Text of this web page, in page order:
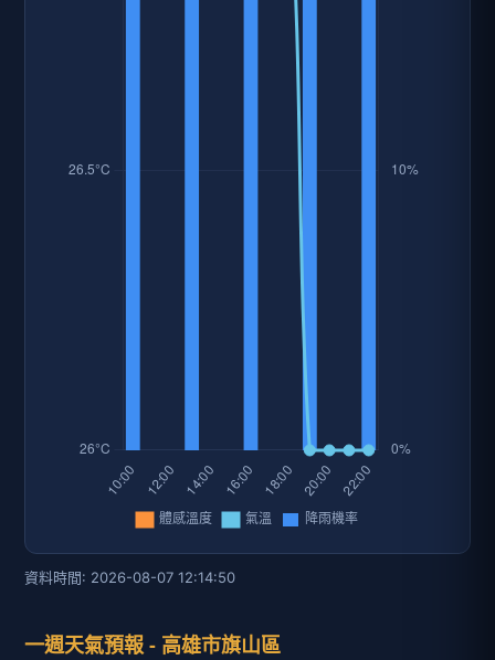
資料時間: 2026-08-07 12:14:50
一週天氣預報 - 高雄市旗山區